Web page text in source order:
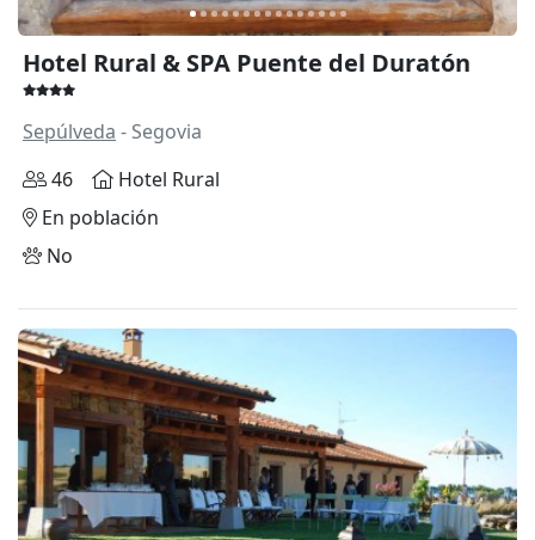
Hotel Rural & SPA Puente del Duratón
Sepúlveda - Segovia
46
Hotel Rural
En población
No